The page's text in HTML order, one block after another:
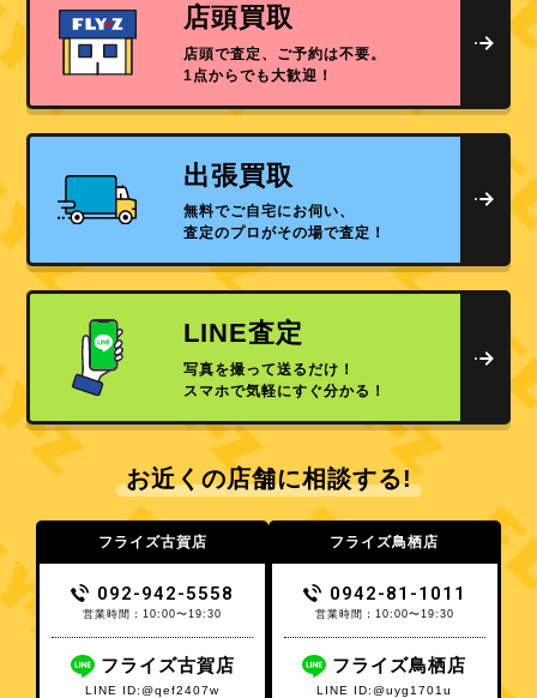
店頭買取
店頭で査定、ご予約は不要。
1点からでも大歓迎！
出張買取
無料でご自宅にお伺い、
査定のプロがその場で査定！
LINE査定
写真を撮って送るだけ！
スマホで気軽にすぐ分かる！
お近くの店舗に相談する!
フライズ古賀店
092-942-5558
営業時間：10:00〜19:30
フライズ古賀店
LINE ID:@qef2407w
フライズ鳥栖店
0942-81-1011
営業時間：10:00〜19:30
フライズ鳥栖店
LINE ID:@uyg1701u